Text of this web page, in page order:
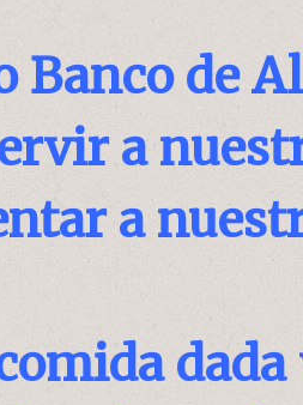
Banco de
a
a